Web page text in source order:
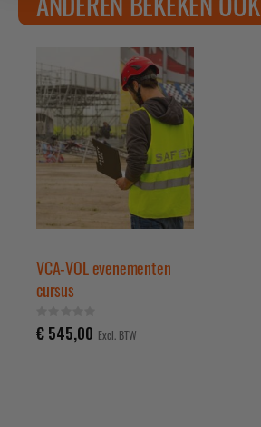
VCA-VOL evenementen
cursus
0%
€ 545,00